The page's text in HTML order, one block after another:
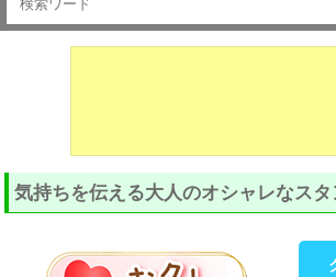
気持ちを伝える大人のオシャレなス